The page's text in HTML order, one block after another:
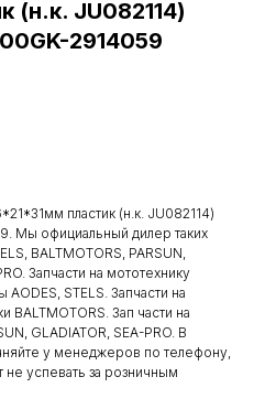
(н.к. JU082114)
2914059
пластик (н.к. JU082114)
Мы официальный дилер таких
BALTMOTORS, PARSUN,
Запчасти на мототехнику
STELS. Запчасти на
Зап части на
GLADIATOR, SEA-PRO. В
у менеджеров по телефону,
не успевать за розничным